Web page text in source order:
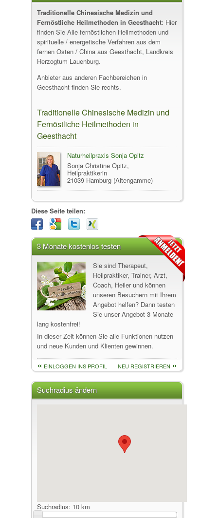
Fernöstliche Heilmethoden in Geesthacht
Traditionelle Chinesische Medizin und
Fernöstliche Heilmethoden in Geesthacht: Hier
finden Sie Alle fernöstlichen Heilmethoden und
spirituelle / energetische Verfahren aus dem
fernen Osten / China aus Geesthacht, Landkreis
Herzogtum Lauenburg.
Anbieter aus anderen Fachbereichen in
Geesthacht finden Sie rechts.
Traditionelle Chinesische Medizin und
Fernöstliche Heilmethoden in
Geesthacht
Naturheilpraxis Sonja Opitz
Sonja Christine Opitz,
Heilpraktikerin
21039 Hamburg (Altengamme)
Diese Seite teilen:
3 Monate kostenlos testen
Sie sind Therapeut,
Heilpraktiker, Trainer, Arzt,
Coach, Heiler und können
unseren Besuchern mit Ihrem
Angebot helfen? Dann testen
Sie unser Angebot 3 Monate
lang kostenfrei!
In dieser Zeit können Sie alle Funktionen nutzen
und neue Kunden und Klienten gewinnen.
EINLOGGEN INS PROFIL NEU REGISTRIEREN
Suchradius ändern
Suchradius: 10 km